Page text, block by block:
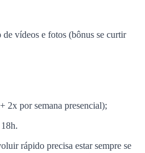
vídeos e fotos (bônus se curtir
2x por semana presencial);
rápido precisa estar sempre se